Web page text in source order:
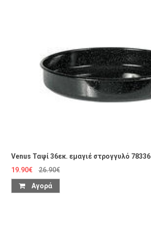
Venus Ταψί 36εκ. εμαγιέ στρογγυλό 78336
19.90€
26.90€
Αγορά